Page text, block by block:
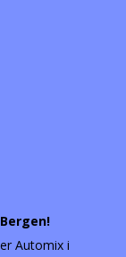
Automix i